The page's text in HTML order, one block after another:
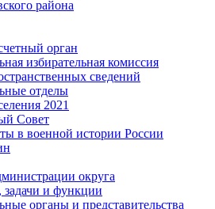
района
орган
избирательная комиссия
сведений
отделы
2021
Совет
в военной истории России
округа
и функции
органы и представительства